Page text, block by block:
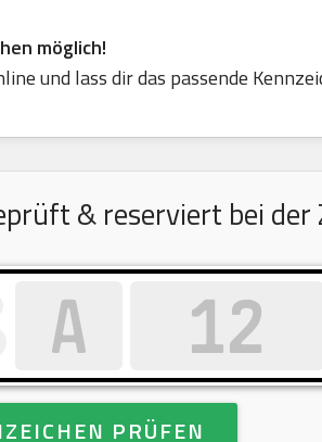
möglich!
und lass dir das passende
& reserviert bei
PRÜFEN